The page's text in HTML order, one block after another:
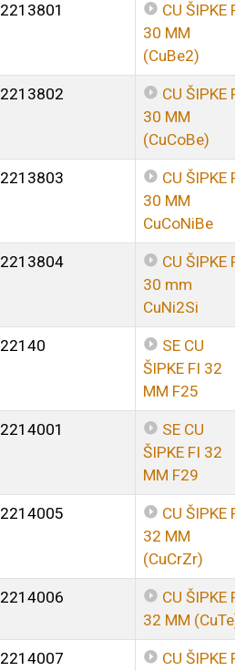
2213801
CU ŠIPKE FI
30 MM
(CuBe2)
2213802
CU ŠIPKE FI
30 MM
(CuCoBe)
2213803
CU ŠIPKE FI
30 MM
CuCoNiBe
2213804
CU ŠIPKE FI
30 mm
CuNi2Si
22140
SE CU
ŠIPKE FI 32
MM F25
2214001
SE CU
ŠIPKE FI 32
MM F29
2214005
CU ŠIPKE FI
32 MM
(CuCrZr)
2214006
CU ŠIPKE FI
32 MM (CuTe)
2214007
CU ŠIPKE FI